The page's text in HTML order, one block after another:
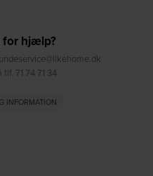
for hjælp?
71 74 71 34
INFORMATION